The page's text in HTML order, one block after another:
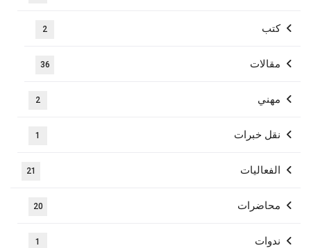
كتب 2
مقالات 36
مهني 2
نقل خبرات 1
الفعاليات 21
محاضرات 20
ندوات 1